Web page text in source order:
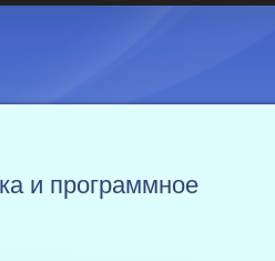
и программное